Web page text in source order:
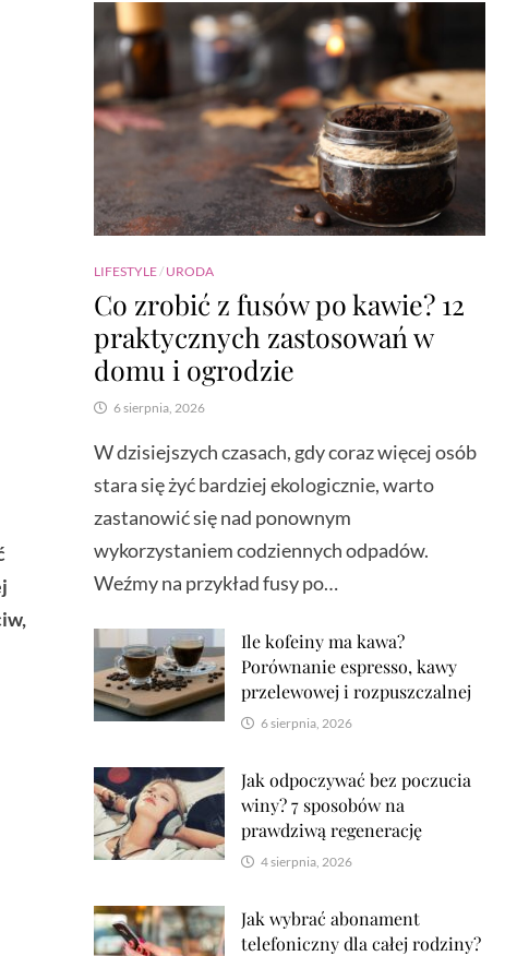
LIFESTYLE/ URODA
Co zrobić z fusów po kawie? 12
praktycznych zastosowań w
domu i ogrodzie
6 sierpnia, 2026
W dzisiejszych czasach, gdy coraz więcej osób
stara się żyć bardziej ekologicznie, warto
zastanowić się nad ponownym
wykorzystaniem codziennych odpadów.
Weźmy na przykład fusy po…
Ile kofeiny ma kawa?
Porównanie espresso, kawy
przelewowej i rozpuszczalnej
6 sierpnia, 2026
Jak odpoczywać bez poczucia
winy? 7 sposobów na
prawdziwą regenerację
4 sierpnia, 2026
Jak wybrać abonament
telefoniczny dla całej rodziny?